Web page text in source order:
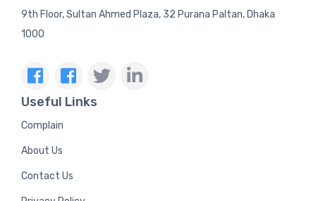
9th Floor, Sultan Ahmed Plaza, 32 Purana Paltan, Dhaka
1000
Useful Links
Complain
About Us
Contact Us